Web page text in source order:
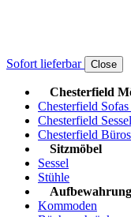
Sofort lieferbar Close
Chesterfield
Chesterfield
Chesterfield Sessel
Chesterfield
Sitzmöbel
Sessel
Stühle
Kommoden